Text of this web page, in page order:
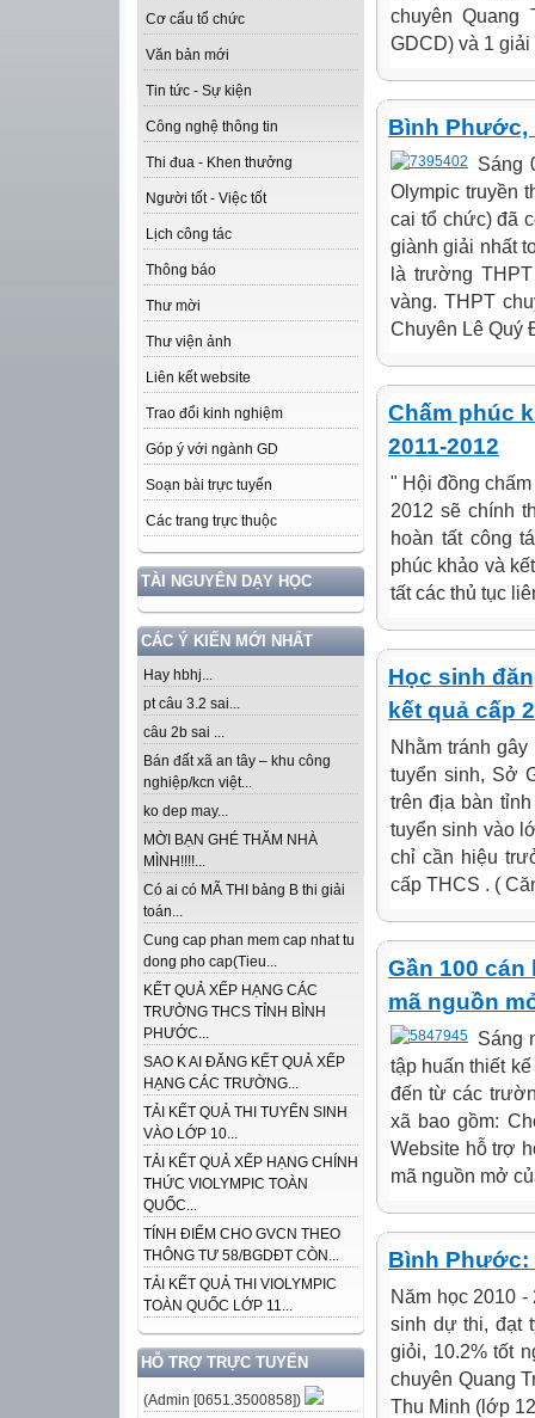
Cơ cấu tổ chức
Văn bản mới
Tin tức - Sự kiện
Công nghệ thông tin
Thi đua - Khen thưởng
Người tốt - Việc tốt
Lịch công tác
Thông báo
Thư mời
Thư viện ảnh
Liên kết website
Trao đổi kinh nghiệm
Góp ý với ngành GD
Soạn bài trực tuyến
Các trang trực thuộc
TÀI NGUYÊN DẠY HỌC
CÁC Ý KIẾN MỚI NHẤT
Hay hbhj...
pt câu 3.2 sai...
câu 2b sai ...
Bán đất xã an tây – khu công
nghiệp/kcn việt...
ko dep may...
MỜI BẠN GHÉ THĂM NHÀ
MÌNH!!!!...
Có ai có MÃ THI bảng B thi giải
toán...
Cung cap phan mem cap nhat tu
dong pho cap(Tieu...
KẾT QUẢ XẾP HẠNG CÁC
TRƯỜNG THCS TỈNH BÌNH
PHƯỚC...
SAO K AI ĐĂNG KẾT QUẢ XẾP
HẠNG CÁC TRƯỜNG...
TẢI KẾT QUẢ THI TUYỂN SINH
VÀO LỚP 10...
TẢI KẾT QUẢ XẾP HẠNG CHÍNH
THỨC VIOLYMPIC TOÀN
QUỐC...
TÍNH ĐIỂM CHO GVCN THEO
THÔNG TƯ 58/BGDĐT CÒN...
TẢI KẾT QUẢ THI VIOLYMPIC
TOÀN QUỐC LỚP 11...
HỖ TRỢ TRỰC TUYẾN
(Admin [0651.3500858])
chuyên
GDCD) và 1
Bình Phước,
Sáng
Olympic truyền
cai tổ chức) đã
giành giải nhất
là trường
vàng. THPT
Chuyên Lê Quý
Chấm phúc
2011-2012
" Hội đồng
2012 sẽ chính
hoàn tất công
phúc khảo và
tất các thủ tục
Học sinh
kết quả cấp 2
Nhằm tránh
tuyển sinh, Sở
trên địa bàn
tuyển sinh vào
chỉ cần hiệu
cấp THCS . (
Gần 100
mã nguồn
Sáng
tập huấn thiết
đến từ các
xã bao gồm:
Website hỗ trợ
mã nguồn mở
Bình Phước:
Năm học 2010
sinh dự thi, đạt
giỏi, 10.2% tốt
chuyên Quang
Thu Minh (lớp